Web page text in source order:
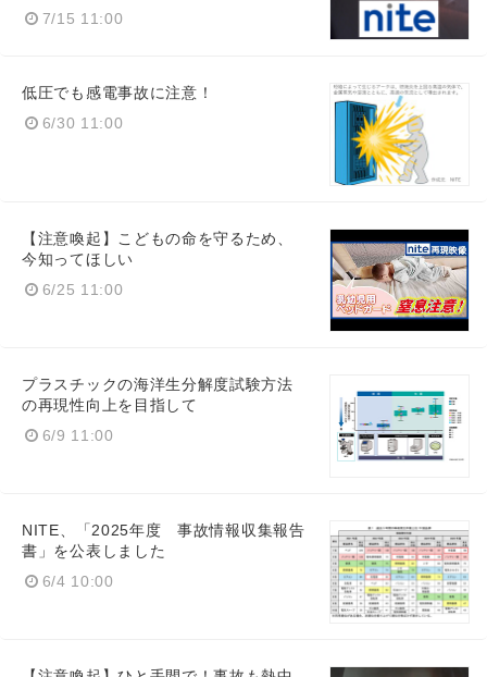
7/15 11:00
低圧でも感電事故に注意！
6/30 11:00
【注意喚起】こどもの命を守るため、
今知ってほしい
6/25 11:00
プラスチックの海洋生分解度試験方法
の再現性向上を目指して
6/9 11:00
NITE、「2025年度 事故情報収集報告
書」を公表しました
6/4 10:00
Japanese